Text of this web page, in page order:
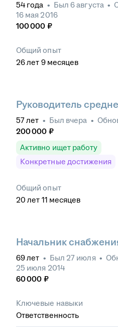
54 года • Был 6 августа •
16 мая 2016
100 000 ₽
Общий опыт
26лет 9 месяцев
Руководитель
57лет • Был вчера •
200 000 ₽
Активно ищет работу
Конкретные достижения
Общий опыт
20 лет 11 месяцев
Начальник
69лет • Был 27 июля •
25 июля 2014
60 000 ₽
Ключевые навыки
Ответственность